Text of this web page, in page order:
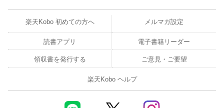
楽天Kobo 初めての方へ メルマガ設定
読書アプリ 電子書籍リーダー
領収書を発行する ご意見・ご要望
楽天Kobo ヘルプ